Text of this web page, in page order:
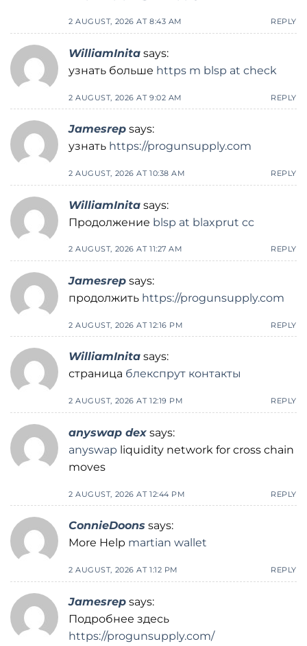
2 AUGUST, 2026 AT 8:43 AM REPLY
WilliamInita says:
узнать больше https m blsp at check
2 AUGUST, 2026 AT 9:02 AM REPLY
Jamesrep says:
узнать https://progunsupply.com
2 AUGUST, 2026 AT 10:38 AM REPLY
WilliamInita says:
Продолжение blsp at blaxprut cc
2 AUGUST, 2026 AT 11:27 AM REPLY
Jamesrep says:
продолжить https://progunsupply.com
2 AUGUST, 2026 AT 12:16 PM REPLY
WilliamInita says:
страница блекспрут контакты
2 AUGUST, 2026 AT 12:19 PM REPLY
anyswap dex says:
anyswap liquidity network for cross chain
moves
2 AUGUST, 2026 AT 12:44 PM REPLY
ConnieDoons says:
More Help martian wallet
2 AUGUST, 2026 AT 1:12 PM REPLY
Jamesrep says:
Подробнее здесь
https://progunsupply.com/